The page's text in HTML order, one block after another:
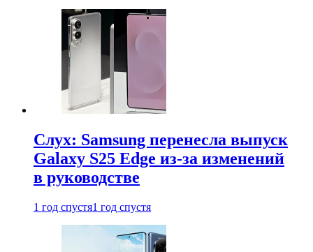
Слух: Samsung перенесла выпуск
Galaxy S25 Edge из-за изменений
в руководстве
1 год спустя1 год спустя